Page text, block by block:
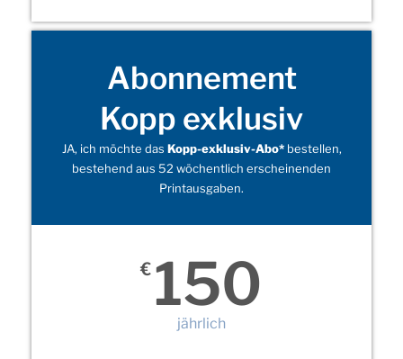
Abonnement
Kopp exklusiv
JA, ich möchte das Kopp-exklusiv-Abo*bestellen,
bestehend aus 52 wöchentlich erscheinenden
Printausgaben.
€ 150
jährlich